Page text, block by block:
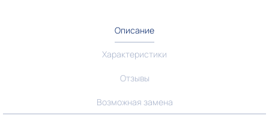
Описание
Характеристики
Отзывы
Возможная замена